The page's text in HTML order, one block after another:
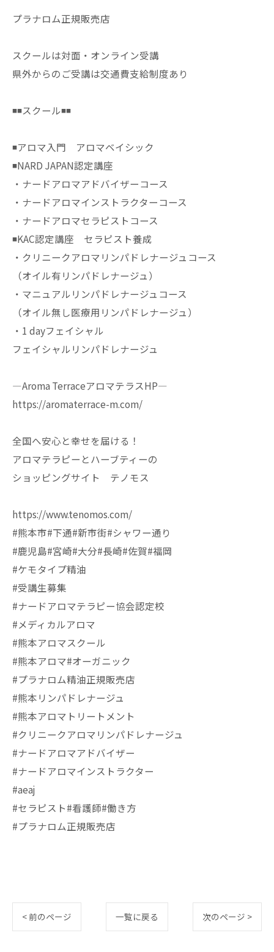
プラナロム正規販売店
スクールは対面・オンライン受講
県外からのご受講は交通費支給制度あり
◾️◾️スクール◾️◾️
◾️アロマ入門 アロマベイシック
◾️NARD JAPAN認定講座
・ナードアロマアドバイザーコース
・ナードアロマインストラクターコース
・ナードアロマセラピストコース
◾️KAC認定講座 セラピスト養成
・クリニークアロマリンパドレナージュコース
（オイル有リンパドレナージュ）
・マニュアルリンパドレナージュコース
（オイル無し医療用リンパドレナージュ）
・1 dayフェイシャル
フェイシャルリンパドレナージュ
—Aroma TerraceアロマテラスHP—
https://aromaterrace-m.com/
全国へ安心と幸せを届ける！
アロマテラピーとハーブティーの
ショッピングサイト テノモス
https://www.tenomos.com/
#熊本市#下通#新市街#シャワー通り
#鹿児島#宮崎#大分#長崎#佐賀#福岡
#ケモタイプ精油
#受講生募集
#ナードアロマテラピー協会認定校
#メディカルアロマ
#熊本アロマスクール
#熊本アロマ#オーガニック
#プラナロム精油正規販売店
#熊本リンパドレナージュ
#熊本アロマトリートメント
#クリニークアロマリンパドレナージュ
#ナードアロマアドバイザー
#ナードアロマインストラクター
#aeaj
#セラピスト#看護師#働き方
#プラナロム正規販売店
< 前のページ 一覧に戻る 次のページ >